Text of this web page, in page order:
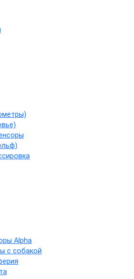
Alpha
с собакой